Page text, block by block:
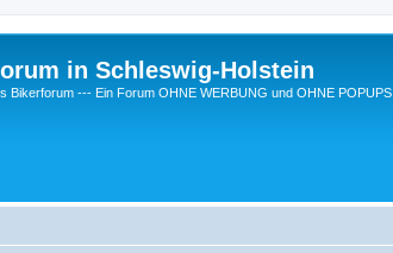
in Schleswig-Holstein
Bikerforum --- Ein Forum OHNE WERBUNG und OHNE POPUPS